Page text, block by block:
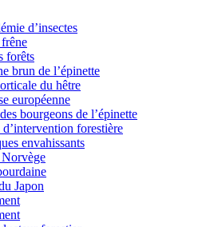
d’insectes
forêts
brun de l’épinette
du hêtre
européenne
bourgeons de l’épinette
d’intervention forestière
envahissants
Japon